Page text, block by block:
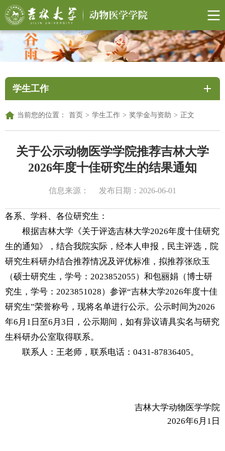
学生工作
当前您的位置： 首页 > 学生工作 > 奖学金与资助 > 正文
关于公示动物医学学院推荐吉林大学
2026年度十佳研究生的结果通知
信息来源： 发布日期：2026-06-01
各系、学科、各位研究生：
根据吉林大学《关于评选吉林大学2026年度十佳研究
生的通知》，结合我院实际，经本人申报，民主评选，院
研究生科研办结合推荐情况及评优标准，拟推荐张欣玉
（硕士研究生，学号： 2023852055）和包丽娟 （博士研
究生，学号： 2023851028）参评“吉林大学2026年度十佳
研究生”荣誉称号，现将名单进行公示。公示时间为2026
年6 月1日至6月3日，公示期间，如有异议请具实名与研究
生科研办公室取得联系。
联系人：王老师，联系电话： 0431-87836405。
吉林大学动物医学学院
2026年6 月1日